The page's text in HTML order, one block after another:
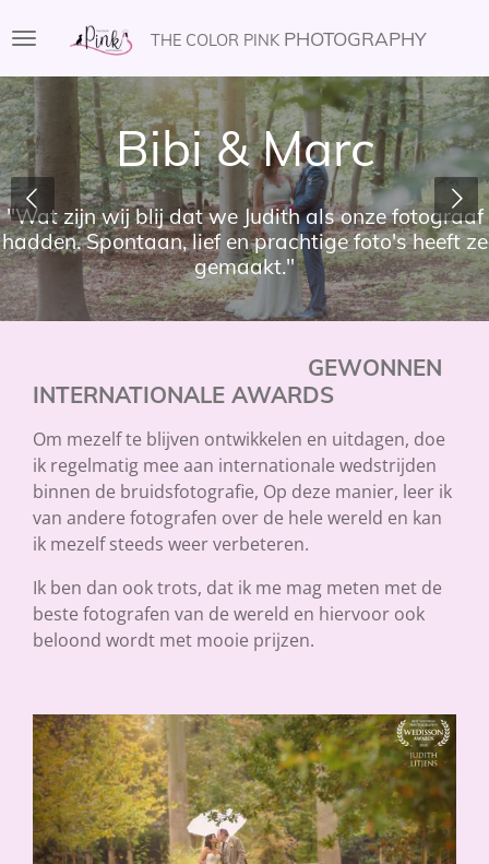
direct
naar
de
hoofdinhoud
THE COLOR PINK PHOTOGRAPHY
Bibi & Marc
"Wat zijn wij blij dat we Judith als onze fotograaf
hadden. Spontaan, lief en prachtige foto's heeft ze
gemaakt."
GEWONNEN
INTERNATIONALE AWARDS
Om mezelf te blijven ontwikkelen en uitdagen, doe
ik regelmatig mee aan internationale wedstrijden
binnen de bruidsfotografie, Op deze manier, leer ik
van andere fotografen over de hele wereld en kan
ik mezelf steeds weer verbeteren.
Ik ben dan ook trots, dat ik me mag meten met de
beste fotografen van de wereld en hiervoor ook
beloond wordt met mooie prijzen.